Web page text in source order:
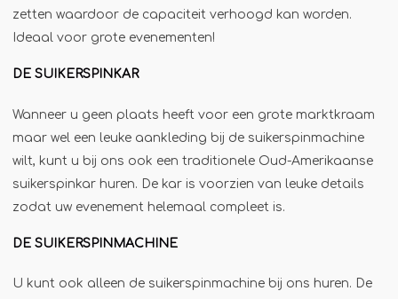
Popcornmachine
Slush
Slurphut
Soepkraam
Stroopwafelkraam
Sinaasappelpers
Wafelkraam
Winterkraam
zetten waardoor de capaciteit verhoogd kan worden.
Ideaal voor grote evenementen!
DE SUIKERSPINKAR
Wanneer u geen plaats heeft voor een grote marktkraam
maar wel een leuke aankleding bij de suikerspinmachine
wilt, kunt u bij ons ook een traditionele Oud-Amerikaanse
suikerspinkar huren. De kar is voorzien van leuke details
zodat uw evenement helemaal compleet is.
DE SUIKERSPINMACHINE
U kunt ook alleen de suikerspinmachine bij ons huren. De